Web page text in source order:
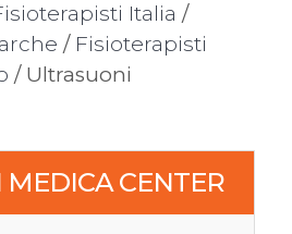
Italia /
/ Fisioterapisti
/ Ultrasuoni
MEDICA CENTER